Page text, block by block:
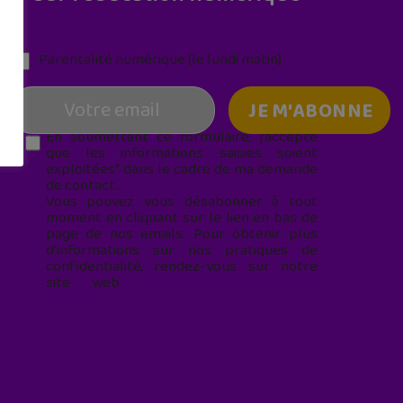
Parentalité numérique (le lundi matin)
En soumettant ce formulaire, j’accepte
que les informations saisies soient
exploitées* dans le cadre de ma demande
de contact.
Vous pouvez vous désabonner à tout
moment en cliquant sur le lien en bas de
page de nos emails. Pour obtenir plus
d'informations sur nos pratiques de
confidentialité, rendez-vous sur notre
site web